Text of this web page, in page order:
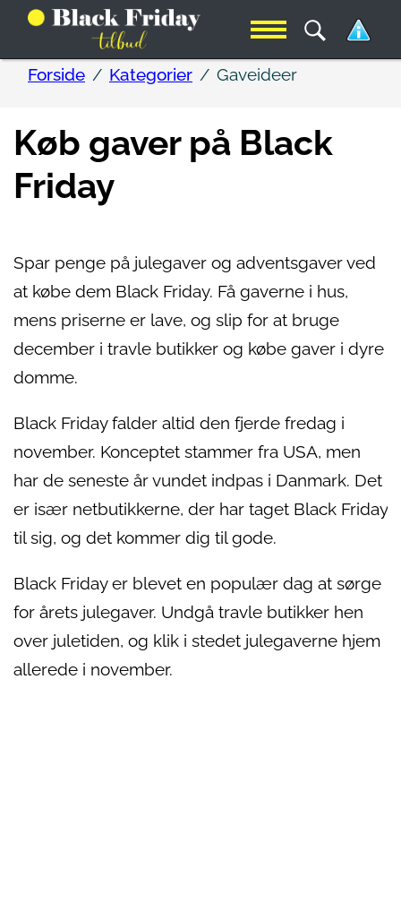
Forside Kategorier Gaveideer
Køb gaver på Black
Friday
Spar penge på julegaver og adventsgaver ved
at købe dem Black Friday. Få gaverne i hus,
mens priserne er lave, og slip for at bruge
december i travle butikker og købe gaver i dyre
domme.
Black Friday falder altid den fjerde fredag i
november. Konceptet stammer fra USA, men
har de seneste år vundet indpas i Danmark. Det
er især netbutikkerne, der har taget Black Friday
til sig, og det kommer dig til gode.
Black Friday er blevet en populær dag at sørge
for årets julegaver. Undgå travle butikker hen
over juletiden, og klik i stedet julegaverne hjem
allerede i november.